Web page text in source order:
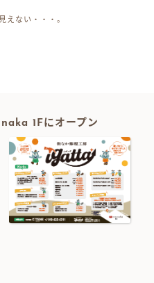
えない・・・。
1Fにオープン